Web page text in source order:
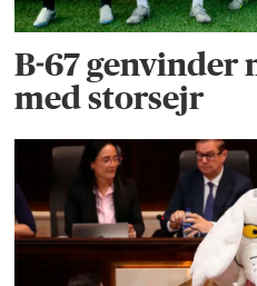
B-67 genvinder
med storsejr